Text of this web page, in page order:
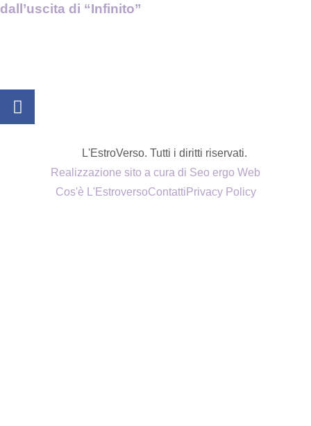
dall’uscita di “Infinito”
L'EstroVerso. Tutti i diritti riservati.
Realizzazione sito a cura di Seo ergo Web
Cos'è L'EstroversoContatti Privacy Policy